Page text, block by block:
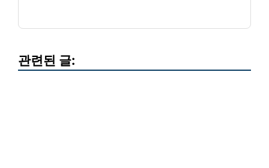
관련된 글: